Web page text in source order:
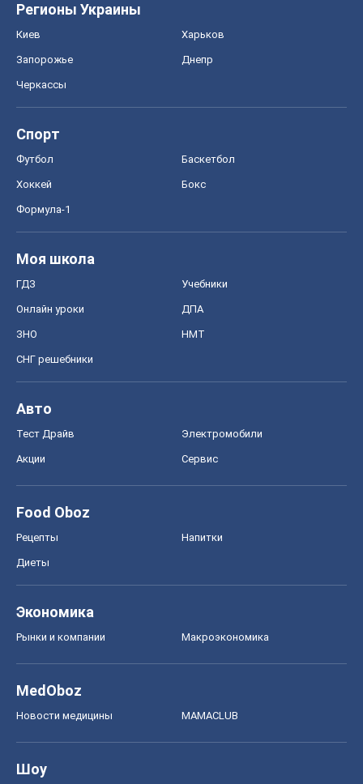
Регионы Украины
Киев Харьков
Запорожье Днепр
Черкассы
Спорт
Футбол Баскетбол
Хоккей Бокс
Формула-1
Моя школа
ГДЗ Учебники
Онлайн уроки ДПА
ЗНО НМТ
СНГ решебники
Авто
Тест Драйв Электромобили
Акции Сервис
Food Oboz
Рецепты Напитки
Диеты
Экономика
Рынки и компании Mакроэкономика
MedOboz
Новости медицины MAMACLUB
Шоу